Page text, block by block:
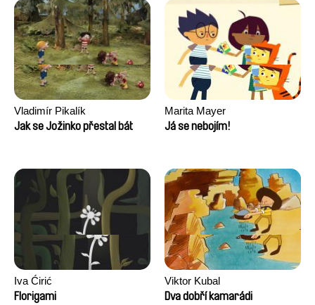
Vladimír Pikalík
Jak se Jožinko přestal bát
Marita Mayer
Já se nebojím!
Iva Ćirić
Florigami
Viktor Kubal
Dva dobří kamarádi